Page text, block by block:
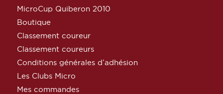
MicroCup Quiberon 2010
Boutique
Classement coureur
Classement coureurs
Conditions générales d’adhésion
Les Clubs Micro
Mes commandes